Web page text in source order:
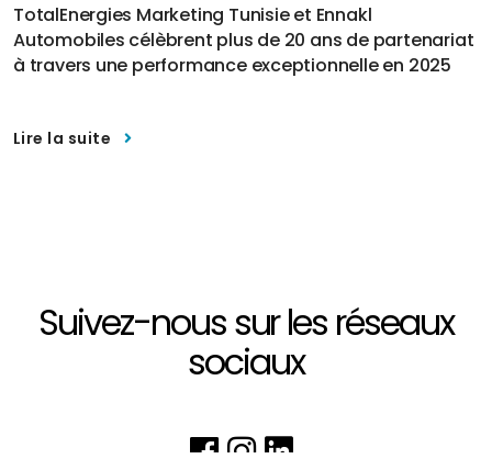
TotalEnergies Marketing Tunisie et Ennakl
Automobiles célèbrent plus de 20 ans de partenariat
à travers une performance exceptionnelle en 2025
Lire la suite
Suivez-nous sur les réseaux
sociaux